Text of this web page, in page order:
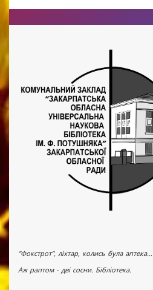
"Фокстрот", ліхтар, колись була аптека...
Аж раптом - дві сосни. Бібліотека.